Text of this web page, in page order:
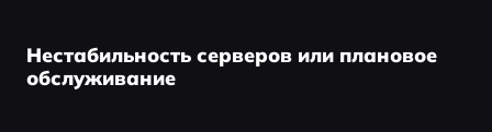
Нестабильность серверов или плановое
обслуживание